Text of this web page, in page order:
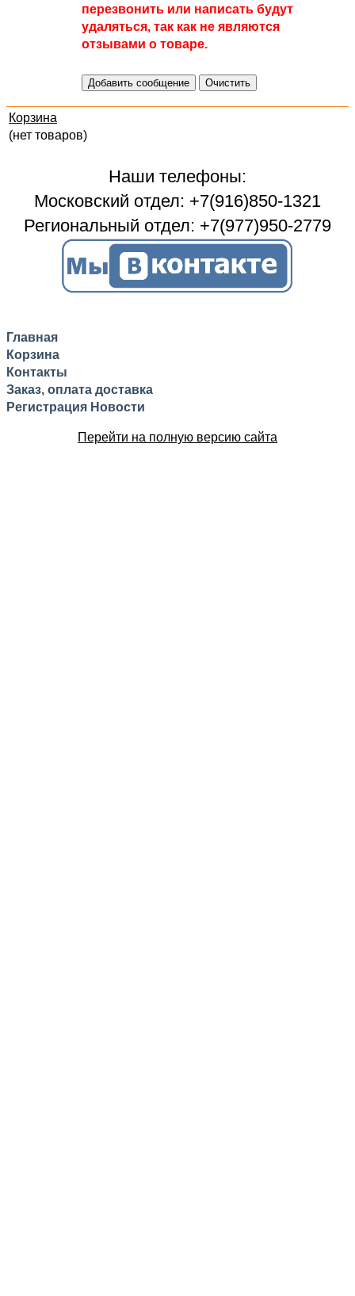
перезвонить или написать будут
удаляться, так как не являются
отзывами о товаре.
Корзина
(нет товаров)
Наши телефоны:
Московский отдел: +7(916)850-1321
Региональный отдел: +7(977)950-2779
Главная
Корзина
Контакты
Заказ, оплата доставка
Регистрация Новости
Перейти на полную версию сайта